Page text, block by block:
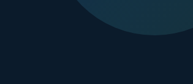
분만부터 회복까지, 단절 없는 원스톱
산본제일병원의 가장 큰 강점은 분만 병원
다. 예를 들어, 제왕절개 수술을 한 산모의